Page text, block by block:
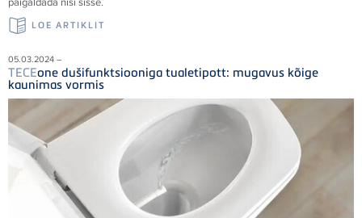
LOE ARTIKLIT
05.03.2024 –
TECEone dušifunktsiooniga tualetipott: mugavus kõige
kaunimas vormis